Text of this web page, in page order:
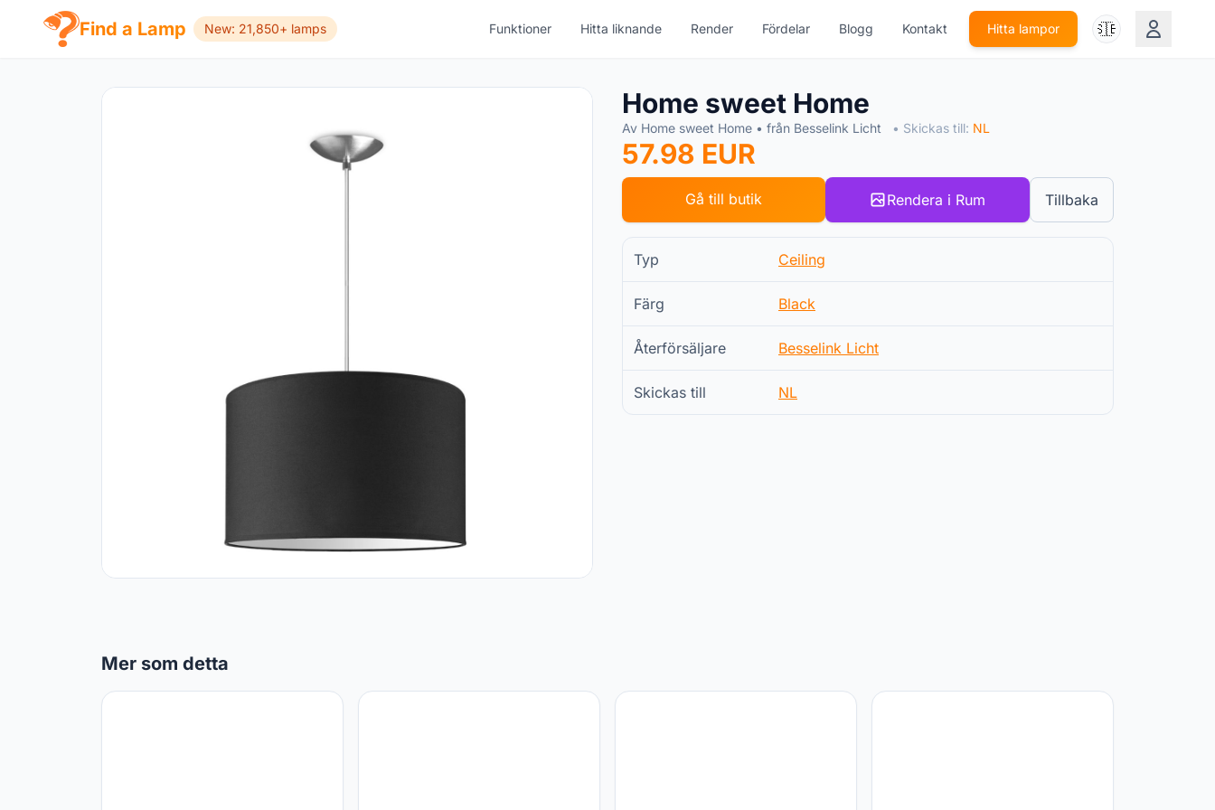
Find a Lamp New: 21,850+ lamps Funktioner Hitta liknande Render Fördelar Blogg Kontakt Hitta lampor 🇸🇪
Home sweet Home
Av Home sweet Home • från Besselink Licht • Skickas till: NL
57.98 EUR
Gå till butik Rendera i Rum Tillbaka
Typ Ceiling
Färg Black
Återförsäljare Besselink Licht
Skickas till NL
Mer som detta